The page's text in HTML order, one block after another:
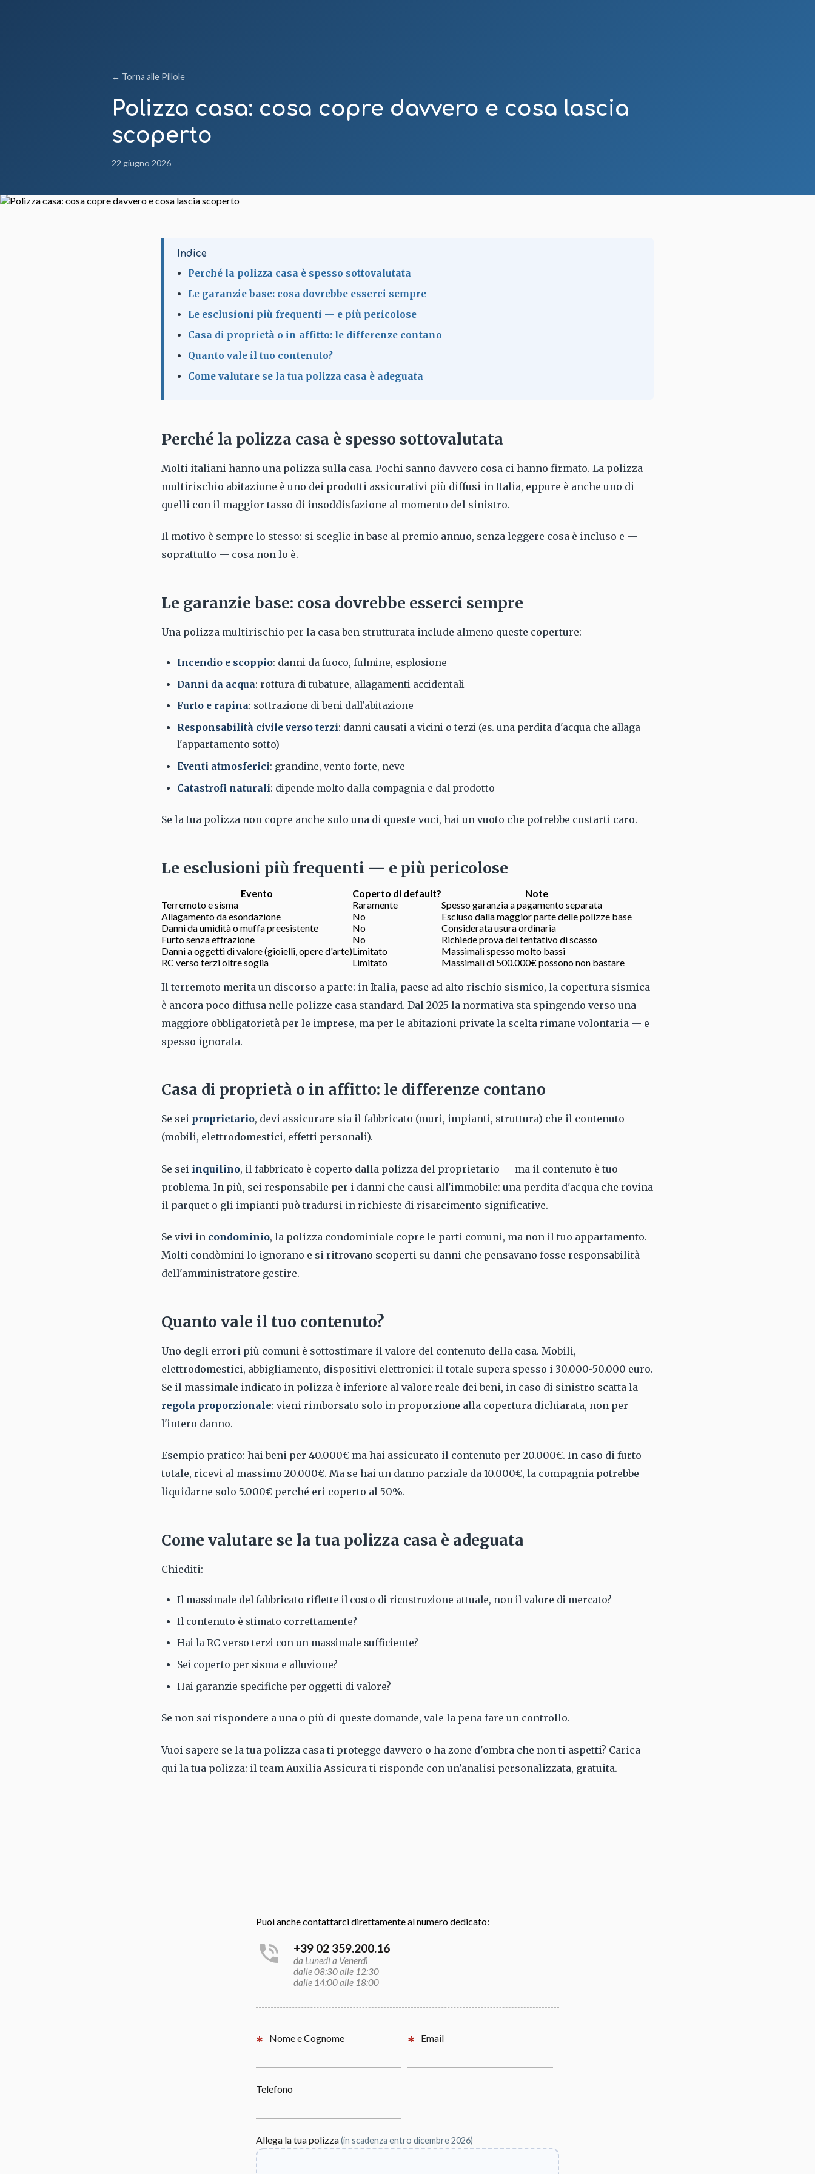
← Torna alle Pillole
Polizza casa: cosa copre davvero e cosa lascia
scoperto
22 giugno 2026
Indice
Perché la polizza casa è spesso sottovalutata
Le garanzie base: cosa dovrebbe esserci sempre
Le esclusioni più frequenti — e più pericolose
Casa di proprietà o in affitto: le differenze contano
Quanto vale il tuo contenuto?
Come valutare se la tua polizza casa è adeguata
Perché la polizza casa è spesso sottovalutata
Molti italiani hanno una polizza sulla casa. Pochi sanno davvero cosa ci hanno firmato. La polizza
multirischio abitazione è uno dei prodotti assicurativi più diffusi in Italia, eppure è anche uno di
quelli con il maggior tasso di insoddisfazione al momento del sinistro.
Il motivo è sempre lo stesso: si sceglie in base al premio annuo, senza leggere cosa è incluso e —
soprattutto — cosa non lo è.
Le garanzie base: cosa dovrebbe esserci sempre
Una polizza multirischio per la casa ben strutturata include almeno queste coperture:
Incendio e scoppio: danni da fuoco, fulmine, esplosione
Danni da acqua: rottura di tubature, allagamenti accidentali
Furto e rapina: sottrazione di beni dall'abitazione
Responsabilità civile verso terzi: danni causati a vicini o terzi (es. una perdita d'acqua che allaga
l'appartamento sotto)
Eventi atmosferici: grandine, vento forte, neve
Catastrofi naturali: dipende molto dalla compagnia e dal prodotto
Se la tua polizza non copre anche solo una di queste voci, hai un vuoto che potrebbe costarti caro.
Le esclusioni più frequenti — e più pericolose
Evento Coperto di default?
Note
Terremoto e sisma
Raramente
Spesso garanzia a pagamento separata
Allagamento da esondazione
No
Escluso dalla maggior parte delle polizze base
Danni da umidità o muffa preesistente
No
Considerata usura ordinaria
Furto senza effrazione
No
Richiede prova del tentativo di scasso
Danni a oggetti di valore (gioielli, opere d'arte)Limitato
Massimali spesso molto bassi
RC verso terzi oltre soglia
Limitato Massimali di 500.000€ possono non bastare
Il terremoto merita un discorso a parte: in Italia, paese ad alto rischio sismico, la copertura sismica
è ancora poco diffusa nelle polizze casa standard. Dal 2025 la normativa sta spingendo verso una
maggiore obbligatorietà per le imprese, ma per le abitazioni private la scelta rimane volontaria — e
spesso ignorata.
Casa di proprietà o in affitto: le differenze contano
Se sei proprietario, devi assicurare sia il fabbricato (muri, impianti, struttura) che il contenuto
(mobili, elettrodomestici, effetti personali).
Se sei inquilino, il fabbricato è coperto dalla polizza del proprietario — ma il contenuto è tuo
problema. In più, sei responsabile per i danni che causi all'immobile: una perdita d'acqua che rovina
il parquet o gli impianti può tradursi in richieste di risarcimento significative.
Se vivi in condominio, la polizza condominiale copre le parti comuni, ma non il tuo appartamento.
Molti condòmini lo ignorano e si ritrovano scoperti su danni che pensavano fosse responsabilità
dell'amministratore gestire.
Quanto vale il tuo contenuto?
Uno degli errori più comuni è sottostimare il valore del contenuto della casa. Mobili,
elettrodomestici, abbigliamento, dispositivi elettronici: il totale supera spesso i 30.000-50.000 euro.
Se il massimale indicato in polizza è inferiore al valore reale dei beni, in caso di sinistro scatta la
regola proporzionale: vieni rimborsato solo in proporzione alla copertura dichiarata, non per
l'intero danno.
Esempio pratico: hai beni per 40.000€ ma hai assicurato il contenuto per 20.000€. In caso di furto
totale, ricevi al massimo 20.000€. Ma se hai un danno parziale da 10.000€, la compagnia potrebbe
liquidarne solo 5.000€ perché eri coperto al 50%.
Come valutare se la tua polizza casa è adeguata
Chiediti:
Il massimale del fabbricato riflette il costo di ricostruzione attuale, non il valore di mercato?
Il contenuto è stimato correttamente?
Hai la RC verso terzi con un massimale sufficiente?
Sei coperto per sisma e alluvione?
Hai garanzie specifiche per oggetti di valore?
Se non sai rispondere a una o più di queste domande, vale la pena fare un controllo.
Vuoi sapere se la tua polizza casa ti protegge davvero o ha zone d'ombra che non ti aspetti? Carica
qui la tua polizza: il team Auxilia Assicura ti risponde con un'analisi personalizzata, gratuita.
Puoi anche contattarci direttamente al numero dedicato:
+39 02 359.200.16
da Lunedì a Venerdì
dalle 08:30 alle 12:30
dalle 14:00 alle 18:00
Nome e Cognome Email
Telefono
Allega la tua polizza(in scadenza entro dicembre 2026)